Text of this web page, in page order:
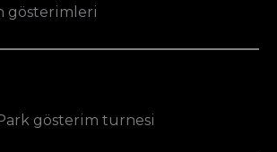
gösterimleri
gösterim turnesi